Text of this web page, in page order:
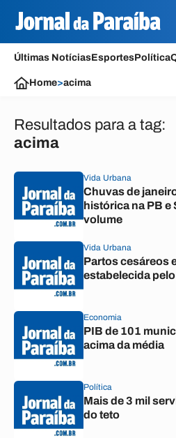
Últimas NotíciasEsportesPolítica
Home>acima
Resultados para a tag:
acima
Vida Urbana
Chuvas de
histórica na PB e
volume
Vida Urbana
Partos cesáreos
estabelecida
Economia
PIB de 101
acima da média
Política
Mais de 3 mil
do teto